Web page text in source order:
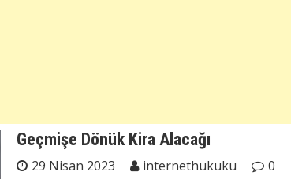
Geçmişe Dönük Kira Alacağı
29 Nisan 2023 internethukuku
0